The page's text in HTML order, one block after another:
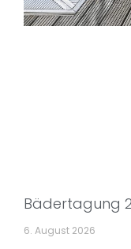
Bädertagung
6. August 2026